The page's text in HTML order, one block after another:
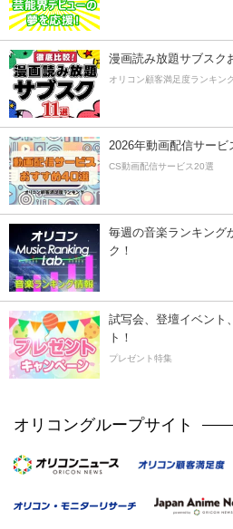
漫画読み放題サブスク
オリコン顧客満足度ランキン
2026年動画配信サービ
CS動画配信サービス20選
毎週の音楽ランキング
ク！
試写会、登壇イベント
ト！
プレゼント特集
オリコングループサイト